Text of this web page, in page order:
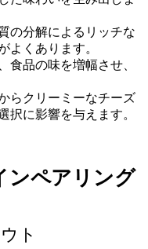
の分解によるリッチな
よくあります。
食品の味を増幅させ、
らクリーミーなチーズ
択に影響を与えます。
ンペアリング
ト